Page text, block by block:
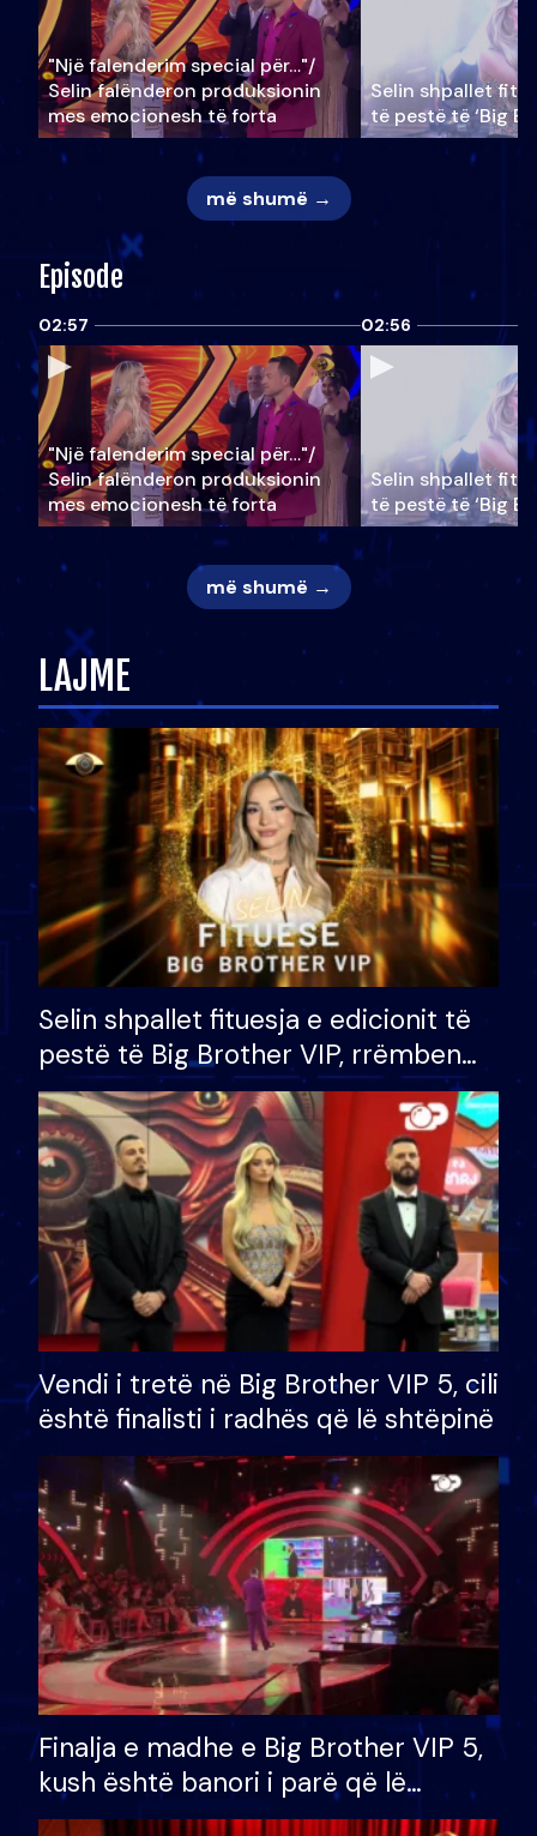
"Një falenderim special për…"/
Selin falënderon produksionin
mes emocionesh të forta
Selin shpallet
të pestë të ‘Big
më shumë →
Episode
02:57
"Një falenderim special për…"/
Selin falënderon produksionin
mes emocionesh të forta
02:56
Selin shpallet
të pestë të ‘Big
më shumë →
LAJME
Selin shpallet fituesja e edicionit të
pestë të Big Brother VIP, rrëmben
çmimin e madh prej 100 mijë eurosh
Vendi i tretë në Big Brother VIP 5, cili
është finalisti i radhës që lë shtëpinë
Finalja e madhe e Big Brother VIP 5,
kush është banori i parë që lë
shtëpinë dhe humb mundësinë për